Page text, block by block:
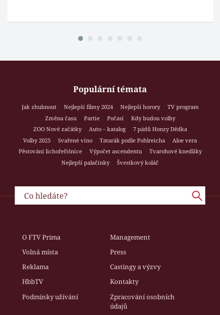
Populární témata
Jak zhubnout Nejlepší filmy 2024 Nejlepší horory
TV program
Změna času
Partie Počasí
Kdy budou volby
ZOO Nové začátky
Auto – katalog
7 pádů Honzy Dědka
Volby 2025
Svařené víno Tatarák podle Pohlreicha
Aloe vera
Pěstování lichořeřišnice
Výpočet ascendentu
Tvarohové knedlíky
Nejlepší palačinky
Švestkový koláč
O FTV Prima
Management
Volná místa
Press
Reklama
Castingy a výzvy
HbbTV
Kontakty
Podmínky užívání
Zpracování osobních
údajů